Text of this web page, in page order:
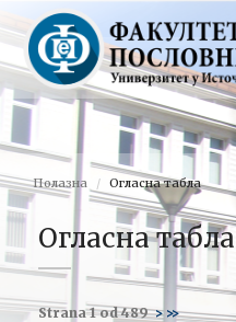
Полазна Огласна табла
Огласна табла
Strana 1 od 489> >>